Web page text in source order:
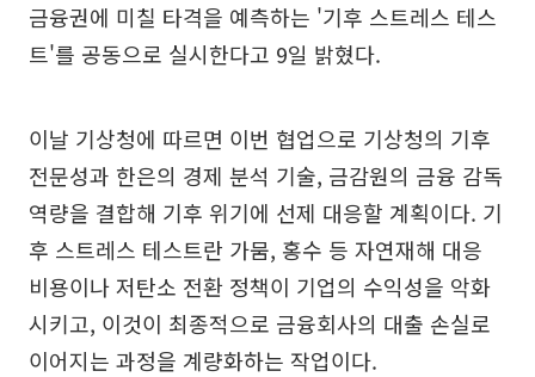
금융권에 미칠 타격을 예측하는 '기후 스트레스 테스
트'를 공동으로 실시한다고 9일 밝혔다.
이날 기상청에 따르면 이번 협업으로 기상청의 기후
전문성과 한은의 경제 분석 기술, 금감원의 금융 감독
역량을 결합해 기후 위기에 선제 대응할 계획이다. 기
후 스트레스 테스트란 가뭄, 홍수 등 자연재해 대응
비용이나 저탄소 전환 정책이 기업의 수익성을 악화
시키고, 이것이 최종적으로 금융회사의 대출 손실로
이어지는 과정을 계량화하는 작업이다.